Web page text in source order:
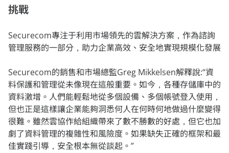
挑戰
Securecom專注于利用市場領先的雲解決方案，作為諮詢
管理服務的一部分，助力企業高效、安全地實現規模化發展
Securecom的銷售和市場總監Greg Mikkelsen解釋說:“資
料保護和管理從未像現在這般重要。如今，各種存儲庫中的
資料激增。人們能輕鬆地從多個設備、多個帳號登入使用，
但也正是這樣讓企業能夠洞悉何人在何時何地做過什麼變得
很難。雖然雲協作給組織帶來了數不勝數的好處，但它也加
劇了資料管理的複雜性和風險度。如果缺失正確的框架和最
佳實踐引導，安全根本無從談起。”